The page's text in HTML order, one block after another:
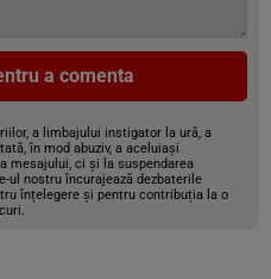
a comenta
a limbajului instigator la ură, a
în mod abuziv, a aceluiași
mesajului, ci și la suspendarea
ul nostru încurajează dezbaterile
înțelegere și pentru contribuția la o